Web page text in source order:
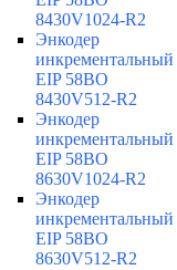
8430V1024-R2
Энкодер
инкрементальный
EIP 58BO
8430V512-R2
Энкодер
инкрементальный
EIP 58BO
8630V1024-R2
Энкодер
инкрементальный
EIP 58BO
8630V512-R2